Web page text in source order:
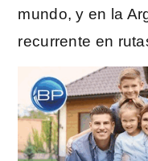
mundo, y en la
recurrente en